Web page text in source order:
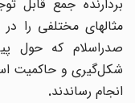
بردارنده جمع قابل
مثالهای مختلفی را در
صدراسلام که حول
شکل‌گیری و حاکمیت
انجام رساندند.